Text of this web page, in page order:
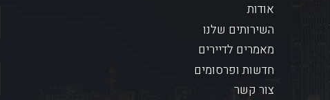
אודות
השירותים שלנו
מאמרים לדיירים
חדשות ופרסומים
צור קשר